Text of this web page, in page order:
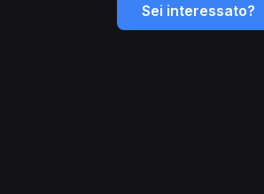
Sei interessato?